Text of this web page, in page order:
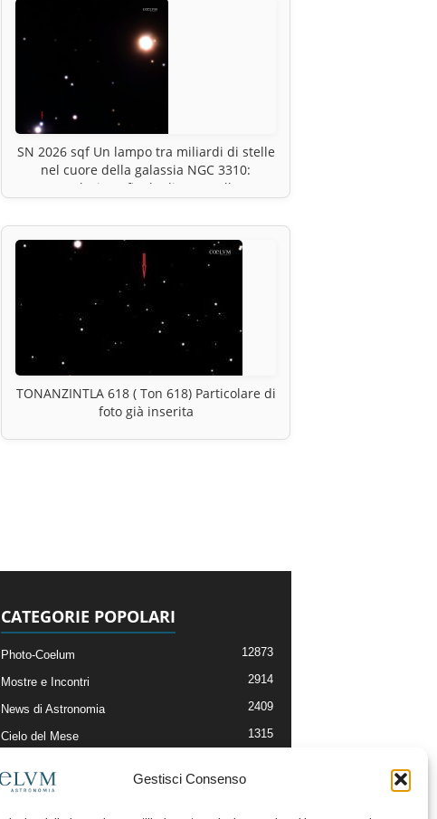
Gestisci Consenso
SN 2026 sqf Un lampo tra miliardi di stelle
nel cuore della galassia NGC 3310:
L’esplosione finale di una stella.
TONANZINTLA 618 ( Ton 618) Particolare di
foto già inserita
CATEGORIE POPOLARI
Photo-Coelum 12873
Mostre e Incontri 2914
News di Astronomia 2409
Cielo del Mese 1315
Articoli e Risorse On-Line